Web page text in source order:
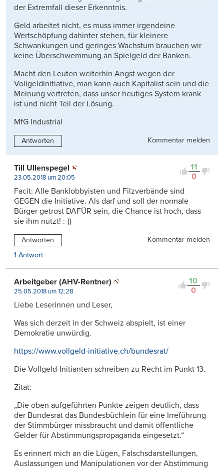
der Extremfall dieser Erkenntnis.
Geld arbeitet nicht, es muss immer irgendeine
Wertschöpfung dahinter stehen, für kleinere
Schwankungen und geringes Wachstum brauchen wir
keine Überschwemmung an Spielgeld der Banken.
Macht den Leuten weiterhin Angst wegen der
Vollgeldinitiative, man kann auch Kapitalist sein und die
Meinung vertreten, dass unser heutiges System krank
ist und nicht Teil der Lösung.
MfG Industrial
Antworten Kommentar melden
11
0
Till Ullenspegel
23.05.2018 um 20:05
Facit: Alle Banklobbyisten und Filzverbände sind
GEGEN die Initiative. Als darf und soll der normale
Bürger getrost DAFÜR sein, die Chance ist hoch, dass
sie ihm nutzt! :-))
Antworten
Kommentar melden
1 Antwort
10
0
Arbeitgeber (AHV-Rentner)
25.05.2018 um 12:28
Liebe Leserinnen und Leser,
Was sich derzeit in der Schweiz abspielt, ist einer
Demokratie unwürdig.
https://www.vollgeld-initiative.ch/bundesrat/
Die Vollgeld-Initianten schreiben zu Recht im Punkt 13.
Zitat:
„Die oben aufgeführten Punkte zeigen deutlich, dass
der Bundesrat das Bundesbüchlein für eine Irreführung
der Stimmbürger missbraucht und damit öffentliche
Gelder für Abstimmungspropaganda eingesetzt.“
Es erinnert mich an die Lügen, Falschsdarstellungen,
Auslassungen und Manipulationen vor der Abstimmung